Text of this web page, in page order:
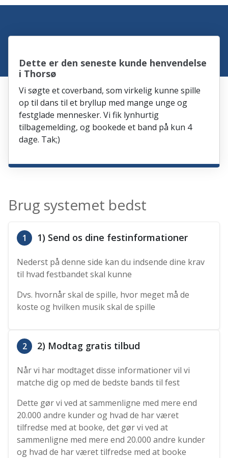
Dette er den seneste kunde henvendelse
i Thorsø
Vi søgte et coverband, som virkelig kunne spille
op til dans til et bryllup med mange unge og
festglade mennesker. Vi fik lynhurtig
tilbagemelding, og bookede et band på kun 4
dage. Tak;)
Brug systemet bedst
1 1) Send os dine festinformationer
Nederst på denne side kan du indsende dine krav
til hvad festbandet skal kunne
Dvs. hvornår skal de spille, hvor meget må de
koste og hvilken musik skal de spille
2 2) Modtag gratis tilbud
Når vi har modtaget disse informationer vil vi
matche dig op med de bedste bands til fest
Dette gør vi ved at sammenligne med mere end
20.000 andre kunder og hvad de har været
tilfredse med at booke, det gør vi ved at
sammenligne med mere end 20.000 andre kunder
og hvad de har været tilfredse med at booke